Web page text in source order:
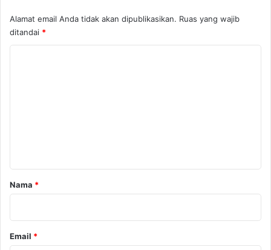
Alamat email Anda tidak akan dipublikasikan. Ruas yang wajib
ditandai *
r
*
Nama *
Email *